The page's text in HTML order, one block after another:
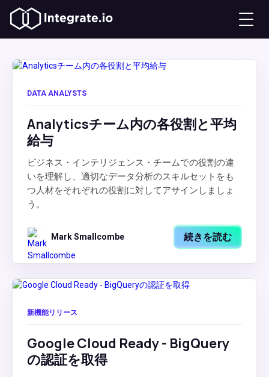
DATA ANALYSTS
Analyticsチーム内の各役割と平均
給与
ビジネス・インテリジェンス・チームでの役割の違
いを理解し、適切なデータ分析のスキルセットをも
つ人材をそれぞれの役割に対してアサインしましょ
う。
Mark Smallcombe 続きを読む
新機能リリース
Google Cloud Ready - BigQuery
の認証を取得